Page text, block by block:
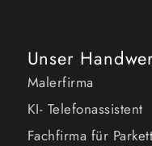
Unser
Malerfirma
KI- Telefonassistent
Fachfirma für